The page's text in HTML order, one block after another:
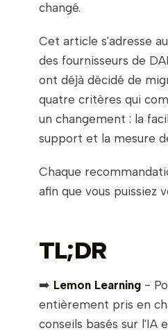
changé.
Cet article s'adresse
des fournisseurs de
ont déjà décidé de
quatre critères qui
un changement : la
support et la mesure
Chaque
afin que vous puissiez
TL;DR
➡️ Lemon Learning -
entièrement pris en
conseils basés sur l'IA